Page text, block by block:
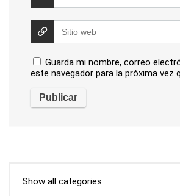
Guarda mi nombre, correo
este navegador para la próxima vez
Show all categories